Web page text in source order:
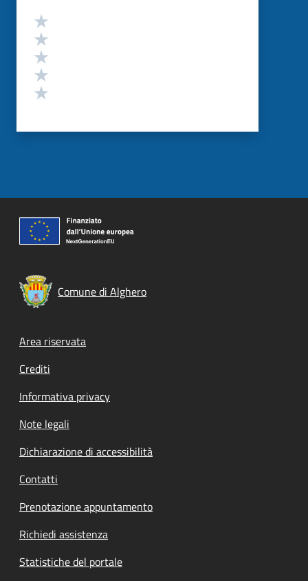
Valutazione
Comune di Alghero
Footer menu
Area riservata
Crediti
Informativa privacy
Note legali
Dichiarazione di accessibilità
Contatti
Prenotazione appuntamento
Richiedi assistenza
Statistiche del portale